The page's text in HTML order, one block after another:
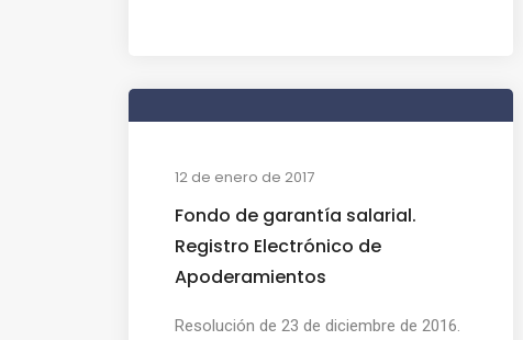
12 de enero de 2017
Fondo de garantía salarial.
Registro Electrónico de
Apoderamientos
Resolución de 23 de diciembre de 2016.